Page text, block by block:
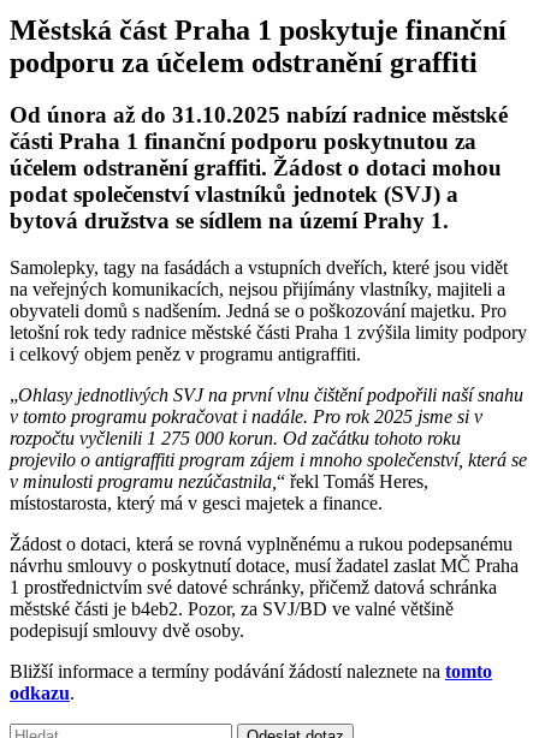
Městská část Praha 1 poskytuje finanční
podporu za účelem odstranění graffiti
Od února až do 31.10.2025 nabízí radnice městské
části Praha 1 finanční podporu poskytnutou za
účelem odstranění graffiti. Žádost o dotaci mohou
podat společenství vlastníků jednotek (SVJ) a
bytová družstva se sídlem na území Prahy 1.
Samolepky, tagy na fasádách a vstupních dveřích, které jsou vidět
na veřejných komunikacích, nejsou přijímány vlastníky, majiteli a
obyvateli domů s nadšením. Jedná se o poškozování majetku. Pro
letošní rok tedy radnice městské části Praha 1 zvýšila limity podpory
i celkový objem peněz v programu antigraffiti.
„Ohlasy jednotlivých SVJ na první vlnu čištění podpořili naší snahu
v tomto programu pokračovat i nadále. Pro rok 2025 jsme si v
rozpočtu vyčlenili 1 275 000 korun. Od začátku tohoto roku
projevilo o antigraffiti program zájem i mnoho společenství, která se
v minulosti programu nezúčastnila, “ řekl Tomáš Heres,
místostarosta, který má v gesci majetek a finance.
Žádost o dotaci, která se rovná vyplněnému a rukou podepsanému
návrhu smlouvy o poskytnutí dotace, musí žadatel zaslat MČ Praha
1 prostřednictvím své datové schránky, přičemž datová schránka
městské části je b4eb2. Pozor, za SVJ/BD ve valné většině
podepisují smlouvy dvě osoby.
Bližší informace a termíny podávání žádostí naleznete na tomto
odkazu.
Vyhledávání: